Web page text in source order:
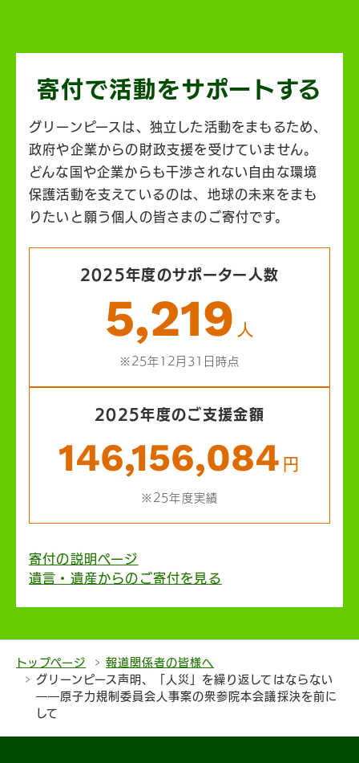
寄付で活動をサポートする
グリーンピースは、独立した活動をまもるため、
政府や企業からの財政支援を受けていません。
どんな国や企業からも干渉されない自由な環境
保護活動を支えているのは、地球の未来をまも
りたいと願う個人の皆さまのご寄付です。
2025年度のサポーター人数
5,219 人
※25年12月31日時点
2025年度のご支援金額
146,156,084 円
※25年度実績
寄付の説明ページ
遺言・遺産からのご寄付を見る
トップページ
報道関係者の皆様へ
グリーンピース声明、「人災」を繰り返してはならない
――原子力規制委員会人事案の衆参院本会議採決を前に
して